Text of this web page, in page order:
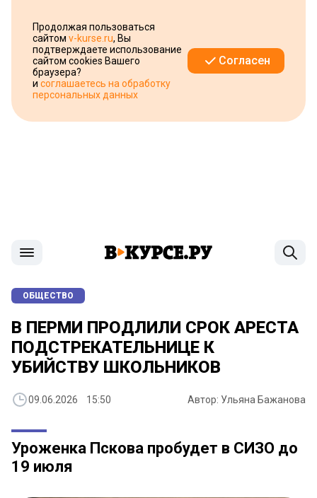
Продолжая пользоваться
сайтом v-kurse.ru, Вы
подтверждаете использование
сайтом cookies Вашего
браузера?
и соглашаетесь на обработку
персональных данных
Согласен
ОБЩЕСТВО
В ПЕРМИ ПРОДЛИЛИ СРОК АРЕСТА
ПОДСТРЕКАТЕЛЬНИЦЕ К
УБИЙСТВУ ШКОЛЬНИКОВ
09.06.2026 15:50 Автор: Ульяна Бажанова
Уроженка Пскова пробудет в СИЗО до
19 июля